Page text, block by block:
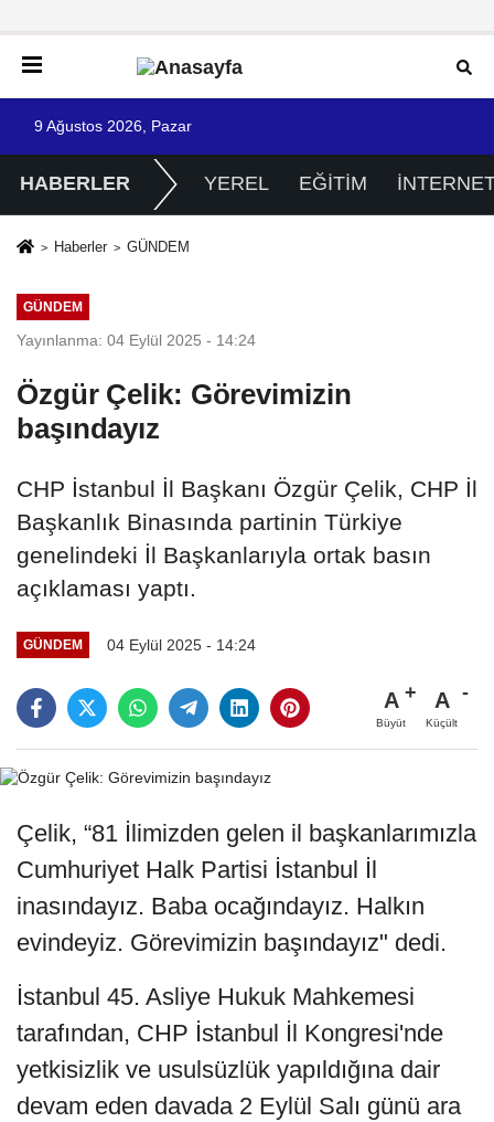
9 Ağustos 2026, Pazar
HABERLER YEREL EĞİTİM
Haberler GÜNDEM
GÜNDEM
Yayınlanma: 04 Eylül 2025 - 14:24
Özgür Çelik: Görevimizin
başındayız
CHP İstanbul İl Başkanı Özgür Çelik, CHP İl
Başkanlık Binasında partinin Türkiye
genelindeki İl Başkanlarıyla ortak basın
açıklaması yaptı.
GÜNDEM 04 Eylül 2025 - 14:24
A
Büyüt
A
Küçült
Çelik, “81 İlimizden gelen il başkanlarımızla
Cumhuriyet Halk Partisi İstanbul İl
inasındayız. Baba ocağındayız. Halkın
evindeyiz. Görevimizin başındayız" dedi.
İstanbul 45. Asliye Hukuk Mahkemesi
tarafından, CHP İstanbul İl Kongresi'nde
yetkisizlik ve usulsüzlük yapıldığına dair
devam eden davada 2 Eylül Salı günü ara